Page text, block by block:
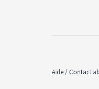
Aide / Contact